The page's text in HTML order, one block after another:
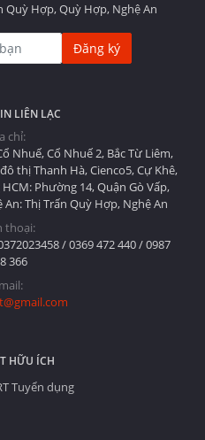
Quỳ Hợp, Quỳ Hợp, Nghệ An
Đăng ký
LIÊN LẠC
chỉ:
Nhuế, Cổ Nhuế 2, Bắc Từ Liêm,
thị Thanh Hà, Cienco5, Cự Khê,
Phường 14, Quận Gò Vấp,
Thị Trấn Quỳ Hợp, Nghệ An
thoại:
/ 0369 472 440 / 0987
366
HỮU ÍCH
Tuyển dụng